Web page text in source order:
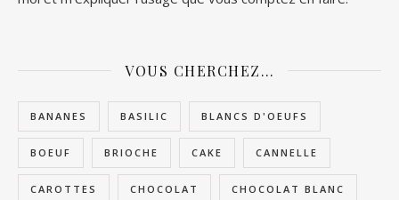
VOUS CHERCHEZ…
BANANES BASILIC BLANCS D'OEUFS
BOEUF BRIOCHE CAKE CANNELLE
CAROTTES CHOCOLAT CHOCOLAT BLANC